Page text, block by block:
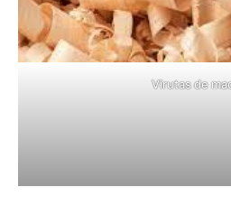
Virutas de